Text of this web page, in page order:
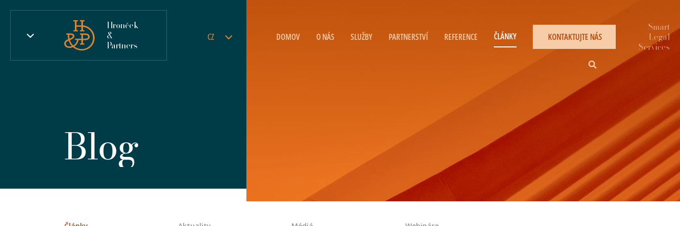
Hronček
&
Partners
CZ DOMOV O NÁS SLUŽBY PARTNERSTVÍ REFERENCE ČLÁNKY KONTAKTUJTE NÁS
Blog